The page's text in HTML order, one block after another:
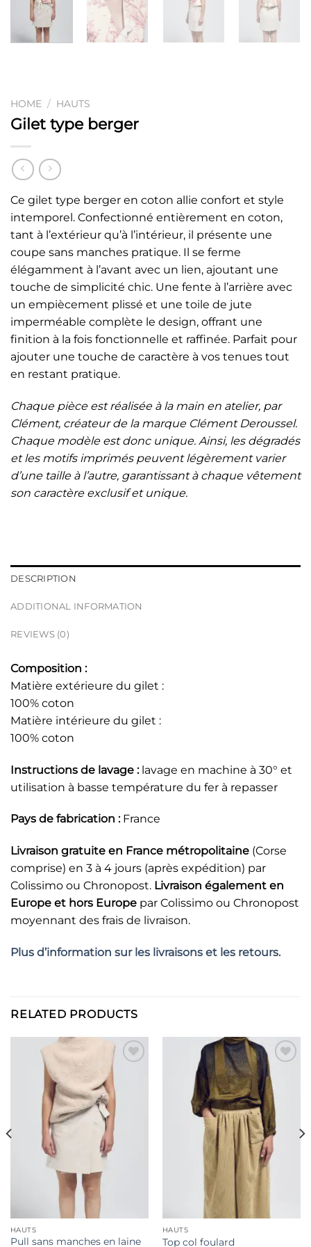
HOME / HAUTS
Gilet type berger
Ce gilet type berger en coton allie confort et style
intemporel. Confectionné entièrement en coton,
tant à l’extérieur qu’à l’intérieur, il présente une
coupe sans manches pratique. Il se ferme
élégamment à l’avant avec un lien, ajoutant une
touche de simplicité chic. Une fente à l’arrière avec
un empiècement plissé et une toile de jute
imperméable complète le design, offrant une
finition à la fois fonctionnelle et raffinée. Parfait pour
ajouter une touche de caractère à vos tenues tout
en restant pratique.
Chaque pièce est réalisée à la main en atelier, par
Clément, créateur de la marque Clément Deroussel.
Chaque modèle est donc unique. Ainsi, les dégradés
et les motifs imprimés peuvent légèrement varier
d’une taille à l’autre, garantissant à chaque vêtement
son caractère exclusif et unique.
DESCRIPTION
ADDITIONAL INFORMATION
REVIEWS (0)
Composition :
Matière extérieure du gilet :
100% coton
Matière intérieure du gilet :
100% coton
Instructions de lavage :lavage en machine à 30° et
utilisation à basse température du fer à repasser
Pays de fabrication :France
Livraison gratuite en France métropolitaine (Corse
comprise) en 3 à 4 jours (après expédition) par
Colissimo ou Chronopost. Livraison également en
Europe et hors Europe par Colissimo ou Chronopost
moyennant des frais de livraison.
Plus d’information sur les livraisons et les retours.
RELATED PRODUCTS
Ajouter
à la liste
souhaits
HAUTS
Pull sans manches en laine
Ajouter
à la liste
de
souhaits
HAUTS
Top col foulard